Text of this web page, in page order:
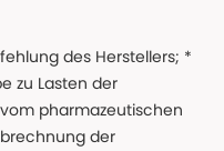
des Herstellers; *
zu Lasten der
pharmazeutischen
der